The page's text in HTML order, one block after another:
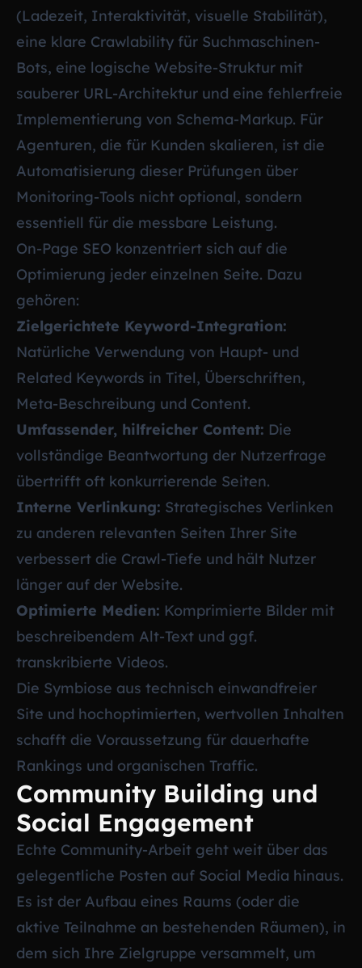
(Ladezeit, Interaktivität, visuelle Stabilität),
eine klare Crawlability für Suchmaschinen-
Bots, eine logische Website-Struktur mit
sauberer URL-Architektur und eine fehlerfreie
Implementierung von Schema-Markup. Für
Agenturen, die für Kunden skalieren, ist die
Automatisierung dieser Prüfungen über
Monitoring-Tools nicht optional, sondern
essentiell für die messbare Leistung.
On-Page SEO konzentriert sich auf die
Optimierung jeder einzelnen Seite. Dazu
gehören:
Zielgerichtete Keyword-Integration:
Natürliche Verwendung von Haupt- und
Related Keywords in Titel, Überschriften,
Meta-Beschreibung und Content.
Umfassender, hilfreicher Content: Die
vollständige Beantwortung der Nutzerfrage
übertrifft oft konkurrierende Seiten.
Interne Verlinkung: Strategisches Verlinken
zu anderen relevanten Seiten Ihrer Site
verbessert die Crawl-Tiefe und hält Nutzer
länger auf der Website.
Optimierte Medien: Komprimierte Bilder mit
beschreibendem Alt-Text und ggf.
transkribierte Videos.
Die Symbiose aus technisch einwandfreier
Site und hochoptimierten, wertvollen Inhalten
schafft die Voraussetzung für dauerhafte
Rankings und organischen Traffic.
Community Building und
Social Engagement
Echte Community-Arbeit geht weit über das
gelegentliche Posten auf Social Media hinaus.
Es ist der Aufbau eines Raums (oder die
aktive Teilnahme an bestehenden Räumen), in
dem sich Ihre Zielgruppe versammelt, um